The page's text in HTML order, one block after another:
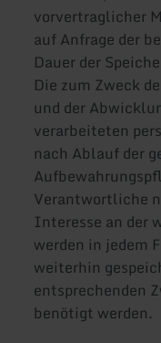
vorvertraglicher
auf Anfrage der
Dauer der
Die zum Zweck
und der
verarbeiteten
nach Ablauf der
Verantwortliche
Interesse an der
werden in jedem
weiterhin
entsprechenden
benötigt werden.